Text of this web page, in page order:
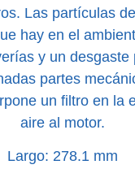
Las partículas
hay en el
y un desgaste
partes
un filtro en la
aire al motor.
Largo: 278.1 mm